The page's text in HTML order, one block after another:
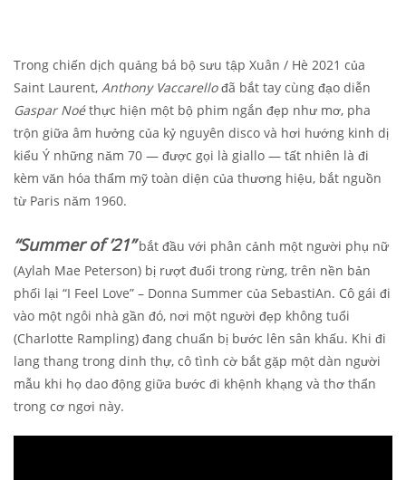
Trong chiến dịch quảng bá bộ sưu tập Xuân / Hè 2021 của
Saint Laurent, Anthony Vaccarellođã bắt tay cùng đạo diễn
Gaspar Noéthực hiện một bộ phim ngắn đẹp như mơ, pha
trộn giữa âm hưởng của kỷ nguyên disco và hơi hướng kinh dị
kiểu Ý những năm 70 — được gọi là giallo — tất nhiên là đi
kèm văn hóa thẩm mỹ toàn diện của thương hiệu, bắt nguồn
từ Paris năm 1960.
“Summer of ’21”bắt đầu với phân cảnh một người phụ nữ
(Aylah Mae Peterson) bị rượt đuổi trong rừng, trên nền bản
phối lại “I Feel Love” – Donna Summer của SebastiAn. Cô gái đi
vào một ngôi nhà gần đó, nơi một người đẹp không tuổi
(Charlotte Rampling) đang chuẩn bị bước lên sân khấu. Khi đi
lang thang trong dinh thự, cô tình cờ bắt gặp một dàn người
mẫu khi họ dao động giữa bước đi khệnh khạng và thơ thẩn
trong cơ ngơi này.